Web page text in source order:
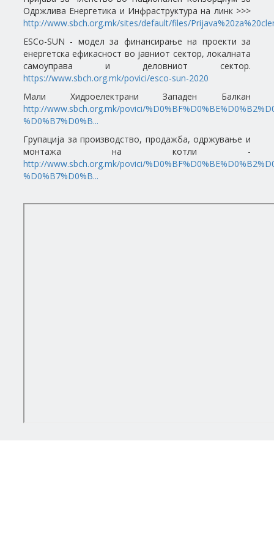
Одржлива Енергетика и Инфраструктура на линк >>>
http://www.sbch.org.mk/sites/default/files/
ESCо-SUN - модел за финансирање на проекти за
енергетска ефикасност во јавниот сектор, локалната
самоуправа и деловниот сектор.
https://www.sbch.org.mk/povici/esco-sun-2020
Мали Хидроелектрани Западен Балкан
http://www.sbch.org.mk/povici/
%D0%B7%D0%B...
Групација за производство, продажба, одржување и
монтажа на котли -
http://www.sbch.org.mk/povici/
%D0%B7%D0%B...